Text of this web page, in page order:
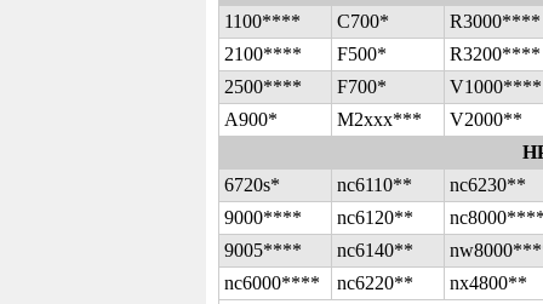
1100****
C700*
R3000****
2100****
F500*
R3200****
2500****
F700*
V1000****
A900*
M2xxx***
V2000**
6720s*
nc6110**
nc6230**
9000****
nc6120**
9005****
nc6140**
nc6000****
nc6220** nx4800**